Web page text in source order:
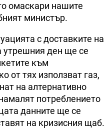
омаскари нашите
министър.
с доставките на
утрешния ден ще се
към
от тях използват газ,
на алтернативно
потреблението
данните ще се
на кризисния щаб.